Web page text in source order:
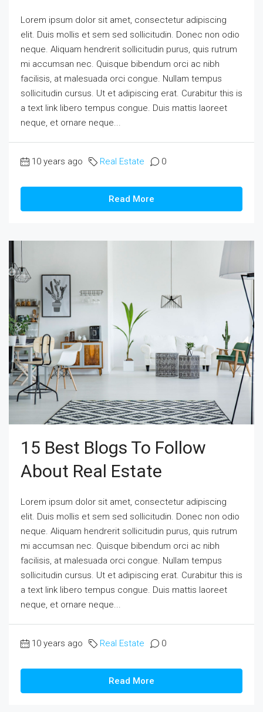
Lorem ipsum dolor sit amet, consectetur adipiscing
elit. Duis mollis et sem sed sollicitudin. Donec non odio
neque. Aliquam hendrerit sollicitudin purus, quis rutrum
mi accumsan nec. Quisque bibendum orci ac nibh
facilisis, at malesuada orci congue. Nullam tempus
sollicitudin cursus. Ut et adipiscing erat. Curabitur this is
a text link libero tempus congue. Duis mattis laoreet
neque, et ornare neque...
10 years ago Real Estate 0
Read More
15 Best Blogs To Follow
About Real Estate
Lorem ipsum dolor sit amet, consectetur adipiscing
elit. Duis mollis et sem sed sollicitudin. Donec non odio
neque. Aliquam hendrerit sollicitudin purus, quis rutrum
mi accumsan nec. Quisque bibendum orci ac nibh
facilisis, at malesuada orci congue. Nullam tempus
sollicitudin cursus. Ut et adipiscing erat. Curabitur this is
a text link libero tempus congue. Duis mattis laoreet
neque, et ornare neque...
10 years ago Real Estate 0
Read More